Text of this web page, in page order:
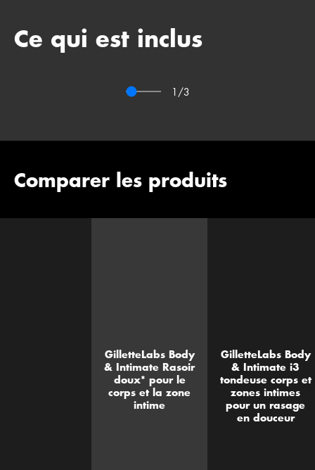
Ce qui est inclus
Intimate
Rasoir
1 /3
Comparer les produits
GilletteLabs Body
& Intimate Rasoir
doux* pour le
corps et la zone
intime
GilletteLabs Body
& Intimate i3
tondeuse corps et
zones intimes
pour un rasage
en douceur